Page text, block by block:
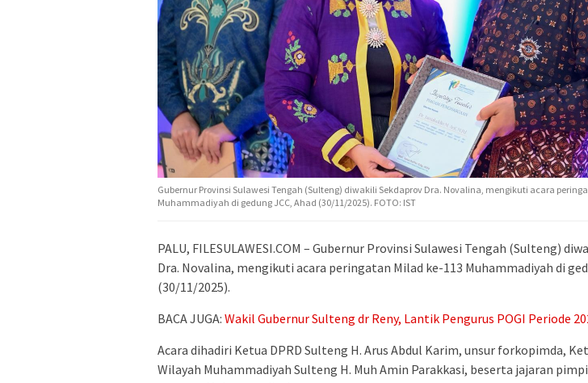
Gubernur Provinsi Sulawesi Tengah (Sulteng) diwakili Sekdaprov Dra. Novalina, mengikuti acara
Muhammadiyah di gedung JCC, Ahad (30/11/2025). FOTO: IST
PALU, FILESULAWESI.COM – Gubernur Provinsi Sulawesi Tengah (Sulteng)
Dra. Novalina, mengikuti acara peringatan Milad ke-113 Muhammadiyah di
(30/11/2025).
BACA JUGA: Wakil Gubernur Sulteng dr Reny, Lantik Pengurus POGI Periode
Acara dihadiri Ketua DPRD Sulteng H. Arus Abdul Karim, unsur forkopimda,
Wilayah Muhammadiyah Sulteng H. Muh Amin Parakkasi, beserta jajaran